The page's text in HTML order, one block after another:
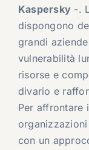
Kaspersky -.
dispongono
grandi
vulnerabilità
risorse e
divario e
Per affrontare
con un